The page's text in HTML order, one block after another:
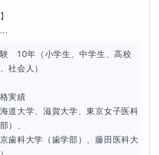
入れていただきます。これによっ
力に繋げることも可能となりま
なくおっしゃってください。わか
に進んでも、絶対に力は身に付き
までさかのぼって、丁寧に指導さ
　10年（小学生、中学生、高校
社会人）
実績
道大学、滋賀大学、東京女子医科
）、
大学（歯学部）、藤田医科大